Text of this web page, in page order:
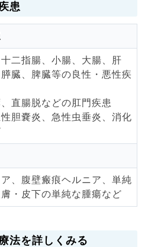
患
二指腸、小腸、大腸、肝
臓、脾臓等の良性・悪性疾
直腸脱などの肛門疾患
胆嚢炎、急性虫垂炎、消化
、腹壁瘢痕ヘルニア、単純
・皮下の単純な腫瘍など
法を詳しくみる